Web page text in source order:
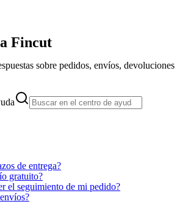
Fincut
sobre pedidos, envíos, devoluciones
de entrega?
gratuito?
el seguimiento de mi pedido?